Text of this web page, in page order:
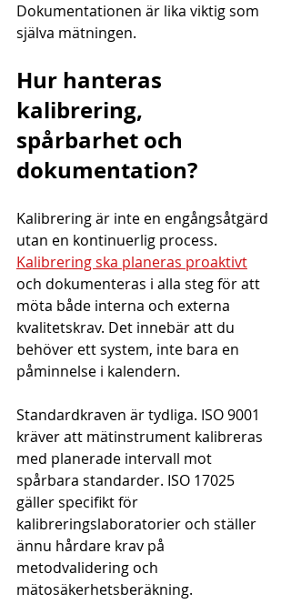
Dokumentationen är lika viktig som
själva mätningen.
Hur hanteras
kalibrering,
spårbarhet och
dokumentation?
Kalibrering är inte en engångsåtgärd
utan en kontinuerlig process.
Kalibrering ska planeras proaktivt
och dokumenteras i alla steg för att
möta både interna och externa
kvalitetskrav. Det innebär att du
behöver ett system, inte bara en
påminnelse i kalendern.
Standardkraven är tydliga. ISO 9001
kräver att mätinstrument kalibreras
med planerade intervall mot
spårbara standarder. ISO 17025
gäller specifikt för
kalibreringslaboratorier och ställer
ännu hårdare krav på
metodvalidering och
mätosäkerhetsberäkning.